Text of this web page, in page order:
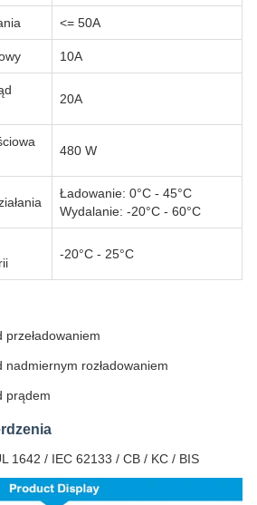
<= 50A
10A
20A
480 W
Ładowanie: 0°C - 45°C
Wydalanie: -20°C - 60°C
-20°C - 25°C
nadmiernym rozładowaniem
prądem
1642 / IEC 62133 / CB / KC / BIS